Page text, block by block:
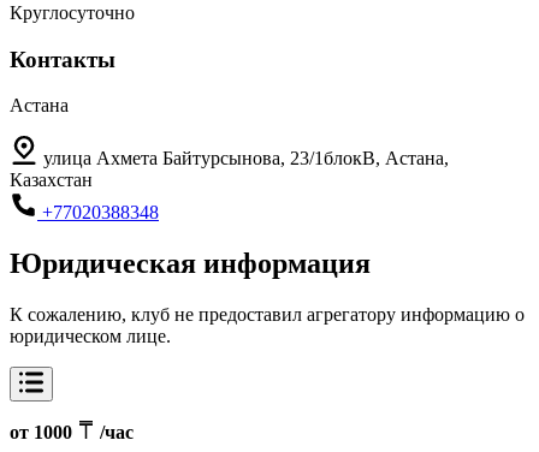
Круглосуточно
Контакты
Астана
улица Ахмета Байтурсынова, 23/1блокВ, Астана,
Казахстан
+77020388348
Юридическая информация
К сожалению, клуб не предоставил агрегатору информацию о
юридическом лице.
от 1000 /час